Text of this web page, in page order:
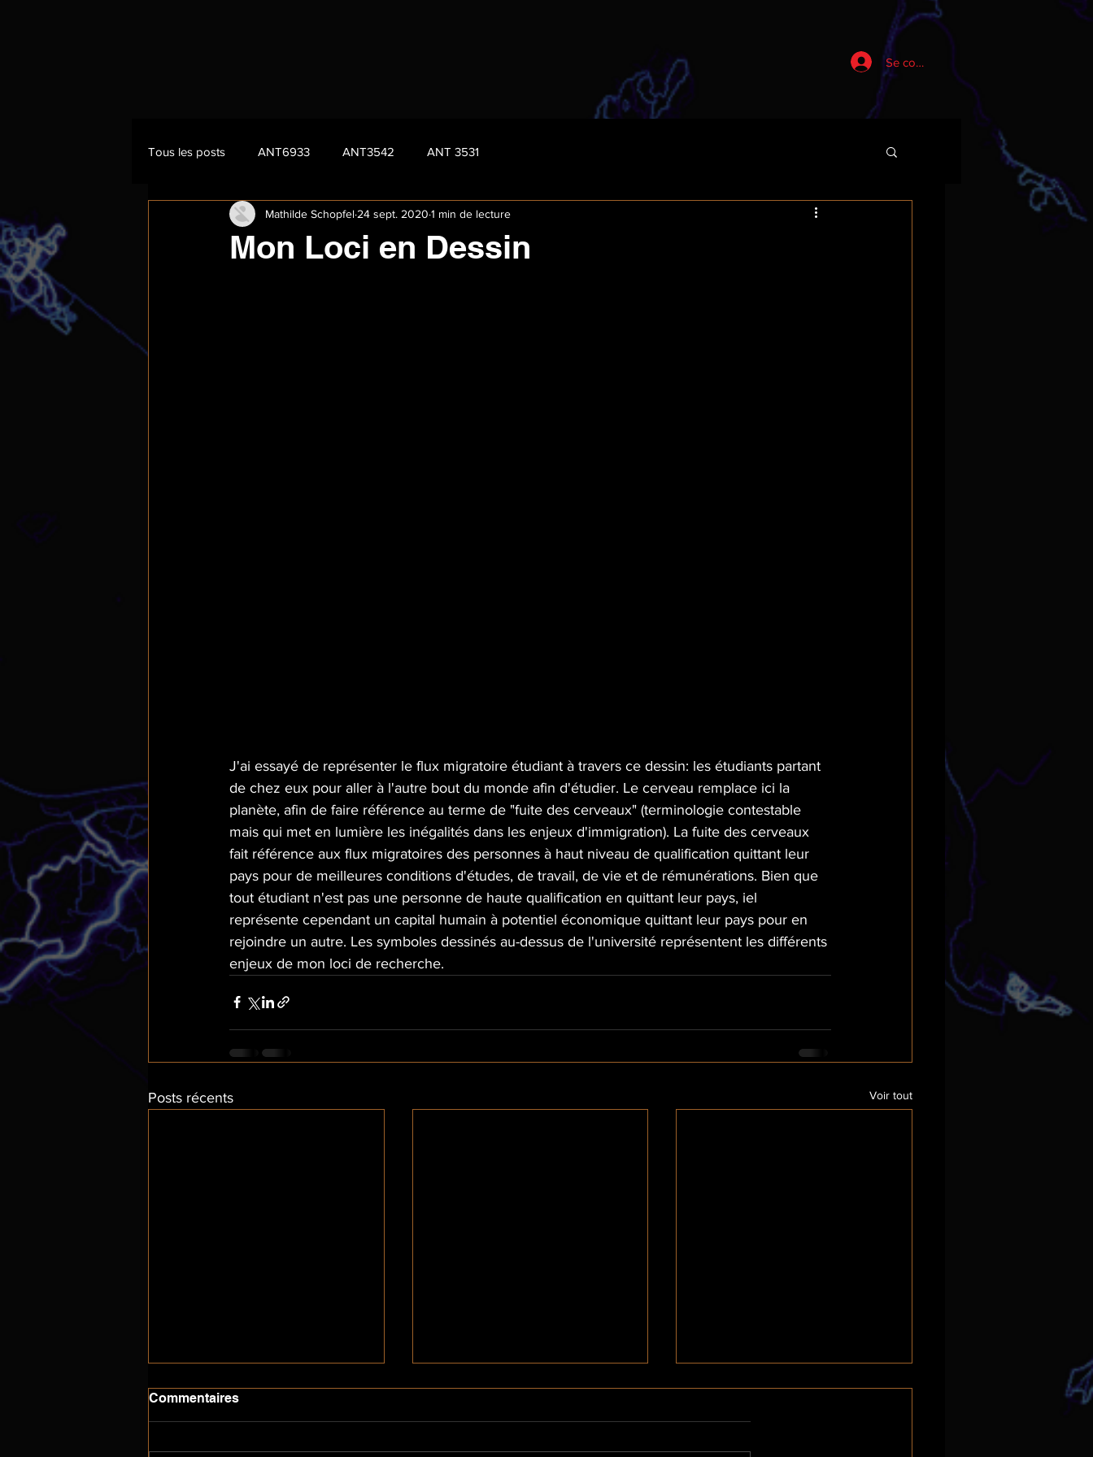
Se connecter
Tous les posts ANT6933 ANT3542 ANT 3531
Mon Loci en Dessin
Mathilde Schopfel 24 sept. 2020 1 min de lecture
J'ai essayé de représenter le flux migratoire étudiant à travers ce dessin: les étudiants partant
de chez eux pour aller à l'autre bout du monde afin d'étudier. Le cerveau remplace ici la
planète, afin de faire référence au terme de "fuite des cerveaux" (terminologie contestable
mais qui met en lumière les inégalités dans les enjeux d'immigration). La fuite des cerveaux
fait référence aux flux migratoires des personnes à haut niveau de qualification quittant leur
pays pour de meilleures conditions d'études, de travail, de vie et de rémunérations. Bien que
tout étudiant n'est pas une personne de haute qualification en quittant leur pays, iel
représente cependant un capital humain à potentiel économique quittant leur pays pour en
rejoindre un autre. Les symboles dessinés au-dessus de l'université représentent les différents
enjeux de mon loci de recherche.
Posts récents Voir tout
Commentaires